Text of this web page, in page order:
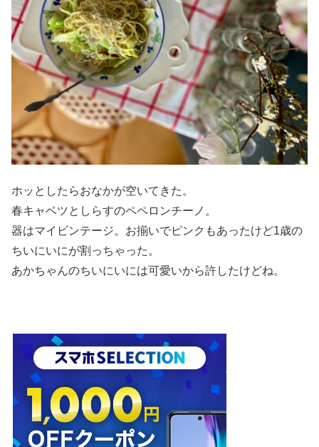
ホッとしたらおなかが空いてきた。
春キャベツとしらすのペペロンチーノ。
器はマイビンテージ。お揃いでピンクもあったけど1歳の
ちいにいにが割っちゃった。
あかちゃんのちいにいには可愛いから許したけどね。